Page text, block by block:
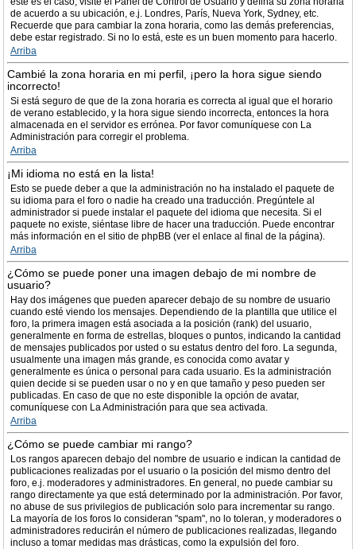
de acuerdo a su ubicación, e.j. Londres, París, Nueva York, Sydney, etc.
Recuerde que para cambiar la zona horaria, como las demás preferencias,
debe estar registrado. Si no lo está, este es un buen momento para hacerlo.
Arriba
Cambié la zona horaria en mi perfil, ¡pero la hora sigue siendo
incorrecto!
Si está seguro de que de la zona horaria es correcta al igual que el horario
de verano establecido, y la hora sigue siendo incorrecta, entonces la hora
almacenada en el servidor es errónea. Por favor comuníquese con La
Administración para corregir el problema.
Arriba
¡Mi idioma no está en la lista!
Esto se puede deber a que la administración no ha instalado el paquete de
su idioma para el foro o nadie ha creado una traducción. Pregúntele al
administrador si puede instalar el paquete del idioma que necesita. Si el
paquete no existe, siéntase libre de hacer una traducción. Puede encontrar
más información en el sitio de phpBB (ver el enlace al final de la página).
Arriba
¿Cómo se puede poner una imagen debajo de mi nombre de
usuario?
Hay dos imágenes que pueden aparecer debajo de su nombre de usuario
cuando esté viendo los mensajes. Dependiendo de la plantilla que utilice el
foro, la primera imagen está asociada a la posición (rank) del usuario,
generalmente en forma de estrellas, bloques o puntos, indicando la cantidad
de mensajes publicados por usted o su estatus dentro del foro. La segunda,
usualmente una imagen más grande, es conocida como avatar y
generalmente es única o personal para cada usuario. Es la administración
quien decide si se pueden usar o no y en que tamaño y peso pueden ser
publicadas. En caso de que no este disponible la opción de avatar,
comuníquese con La Administración para que sea activada.
Arriba
¿Cómo se puede cambiar mi rango?
Los rangos aparecen debajo del nombre de usuario e indican la cantidad de
publicaciones realizadas por el usuario o la posición del mismo dentro del
foro, e.j. moderadores y administradores. En general, no puede cambiar su
rango directamente ya que está determinado por la administración. Por favor,
no abuse de sus privilegios de publicación solo para incrementar su rango.
La mayoría de los foros lo consideran "spam", no lo toleran, y moderadores o
administradores reducirán el número de publicaciones realizadas, llegando
incluso a tomar medidas mas drásticas, como la expulsión del foro.